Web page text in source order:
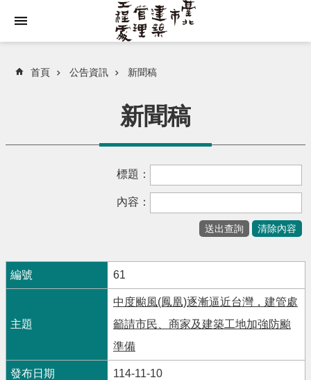
首頁 公告資訊 新聞稿
新聞稿
標題：
內容：
61
中度颱風(鳳凰)逐漸逼近台灣，建管處
籲請市民、商家及建築工地加強防颱
準備
114-11-10